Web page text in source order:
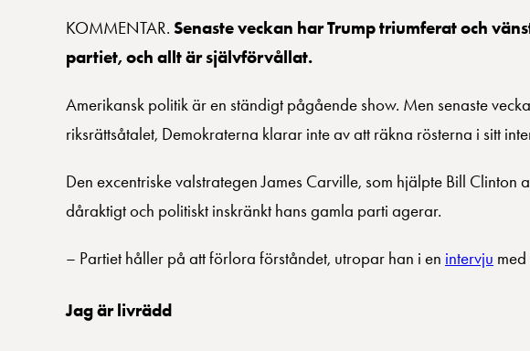
KOMMENTAR. Senaste veckan har Trump triumferat och
partiet, och allt är självförvållat.
Amerikansk politik är en ständigt pågående show. Men senaste
riksrättsåtalet, Demokraterna klarar inte av att räkna rösterna i sitt
Den excentriske valstrategen James Carville, som hjälpte Bill
dåraktigt och politiskt inskränkt hans gamla parti agerar.
– Partiet håller på att förlora förståndet, utropar han i en intervju
Jag är livrädd